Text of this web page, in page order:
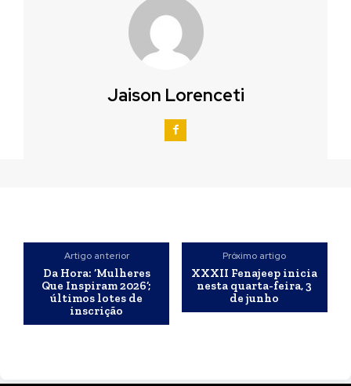
Jaison Lorenceti
Artigo anterior
Da Hora: ‘Mulheres
Que Inspiram 2026’;
últimos lotes de
inscrição
Próximo artigo
XXXII Fenajeep inicia
nesta quarta-feira, 3
de junho